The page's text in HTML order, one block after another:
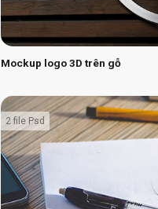
Mockup logo 3D trên gỗ
2 file Psd